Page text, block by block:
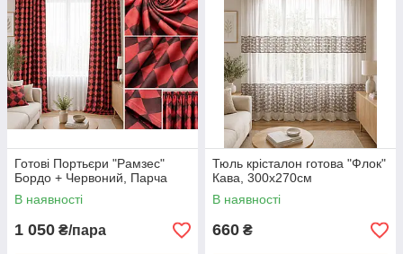
Готові Портьєри "Рамзес"
Бордо + Червоний, Парча
В наявності
1 050 ₴/пара
Тюль крісталон готова "Флок"
Кава, 300х270см
В наявності
660 ₴